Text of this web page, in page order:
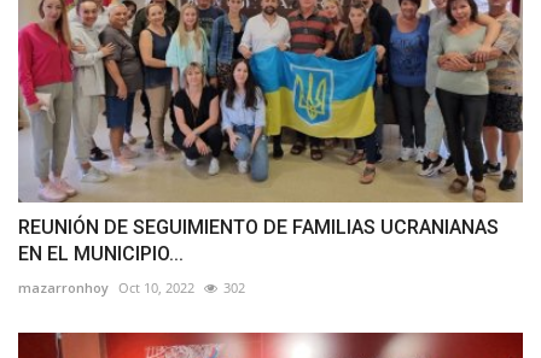
REUNIÓN DE SEGUIMIENTO DE FAMILIAS UCRANIANAS
EN EL MUNICIPIO...
mazarronhoy Oct 10, 2022 302